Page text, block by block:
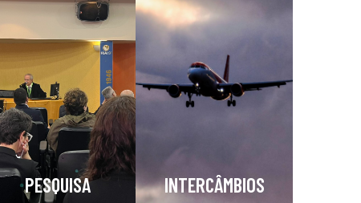
PESQUISA INTERCÂMBIOS